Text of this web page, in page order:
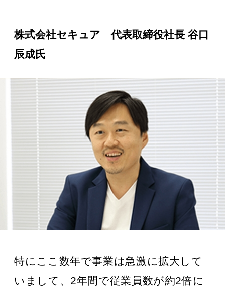
株式会社セキュア 代表取締役社長 谷口
辰成氏
特にここ数年で事業は急激に拡大して
いまして、2年間で従業員数が約2倍に